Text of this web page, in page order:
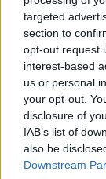
targeted
section to
opt-out request
interest-based
us or personal
your opt-out.
disclosure of
IAB’s list of
also be
Downstream
Capacita
jovens